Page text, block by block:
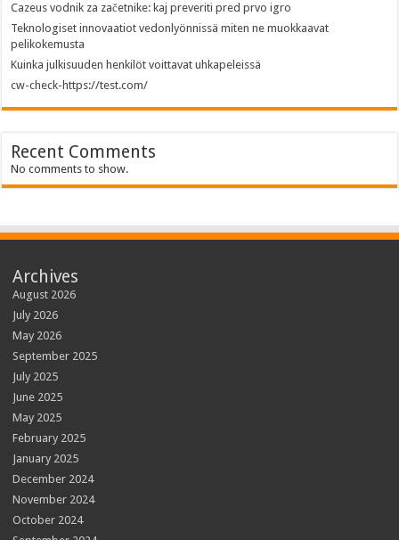
Cazeus vodnik za začetnike: kaj preveriti pred prvo igro
Teknologiset innovaatiot vedonlyönnissä miten ne muokkaavat
pelikokemusta
Kuinka julkisuuden henkilöt voittavat uhkapeleissä
cw-check-https://test.com/
Recent Comments
No comments to show.
Archives
August 2026
July 2026
May 2026
September 2025
July 2025
June 2025
May 2025
February 2025
January 2025
December 2024
November 2024
October 2024